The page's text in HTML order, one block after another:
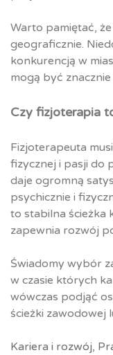
Warto pamiętać,
geograficznie.
konkurencją w
mogą być znacznie
Czy fizjoterapia
Fizjoterapeuta
fizycznej i pasji do
daje ogromną
psychicznie i
to stabilna ścieżka
zapewnia rozwój
Świadomy wybór
w czasie których
wówczas podjąć
ścieżki zawodowej
Kariera i rozwój,